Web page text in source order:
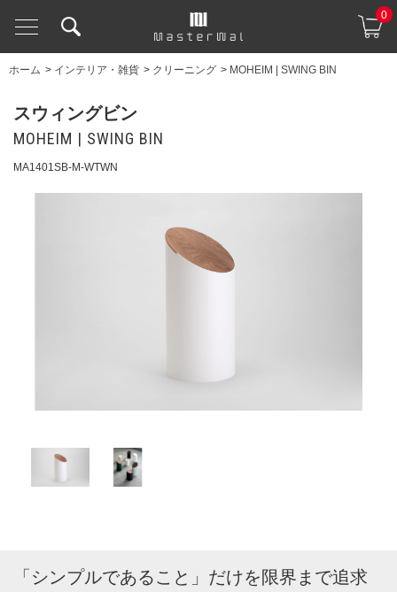
0
ホーム > インテリア・雑貨 > クリーニング > MOHEIM | SWING BIN
スウィングビン
MOHEIM | SWING BIN
MA1401SB-M-WTWN
「シンプルであること」だけを限界まで追求